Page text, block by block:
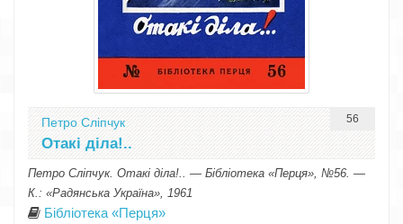
Петро Сліпчук
Отакі діла!..
56
Петро Сліпчук. Отакі діла!.. — Бібліотека «Перця», №56. —
К.: «Радянська Україна», 1961
Бібліотека «Перця»